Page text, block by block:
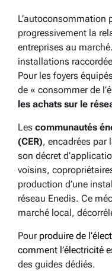
L’autoconsommation
progressivement la
entreprises au
installations
Pour les foyers
de « consommer de
les achats sur le
Les communautés
(CER), encadrées par
son décret
voisins,
production d’une
réseau Enedis. Ce
marché local,
Pour produire de
comment l’électricité
des guides dédiés.